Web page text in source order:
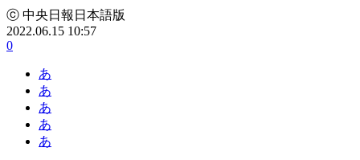
ⓒ 中央日報日本語版
2022.06.15 10:57
0
あ
あ
あ
あ
あ